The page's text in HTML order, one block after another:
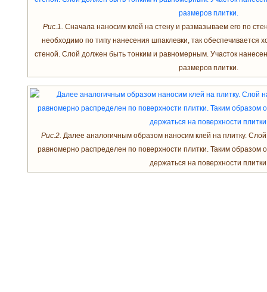
Рис.1. Сначала наносим клей на стену и размазываем его по
необходимо по типу нанесения шпаклевки, так обеспечивается
стеной. Слой должен быть тонким и равномерным. Участок
размеров плитки.
Рис.2. Далее аналогичным образом наносим клей на плитку.
равномерно распределен по поверхности плитки. Таким образом
держаться на поверхности